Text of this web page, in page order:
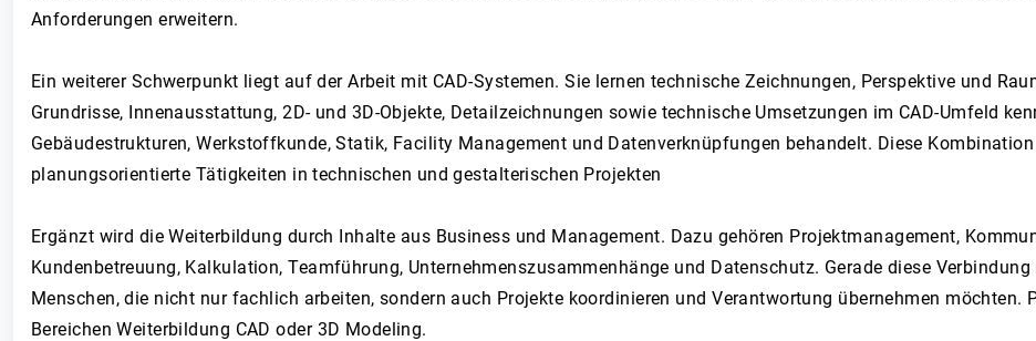
Anforderungen erweitern.
Ein weiterer Schwerpunkt liegt auf der Arbeit mit CAD-Systemen. Sie lernen technische Zeichnungen, Perspektive und
Grundrisse, Innenausstattung, 2D- und 3D-Objekte, Detailzeichnungen sowie technische Umsetzungen im CAD-Umfeld
Gebäudestrukturen, Werkstoffkunde, Statik, Facility Management und Datenverknüpfungen behandelt. Diese
planungsorientierte Tätigkeiten in technischen und gestalterischen Projekten
Ergänzt wird die Weiterbildung durch Inhalte aus Business und Management. Dazu gehören Projektmanagement,
Kundenbetreuung, Kalkulation, Teamführung, Unternehmenszusammenhänge und Datenschutz. Gerade diese
Menschen, die nicht nur fachlich arbeiten, sondern auch Projekte koordinieren und Verantwortung übernehmen möchten.
Bereichen Weiterbildung CAD oder 3D Modeling.